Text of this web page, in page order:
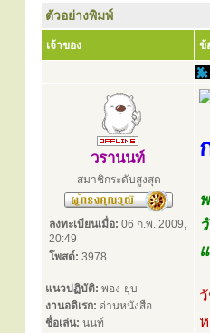
ตัวอย่างพิมพ์
เจ้าของ ข้
วรานนท์
สมาชิกระดับสูงสุด
ลงทะเบียนเมื่อ: 06 ก.พ. 2009,
20:49
โพสต์: 3978
แนวปฏิบัติ: พอง-ยุบ
งานอดิเรก: อ่านหนังสือ
ชื่อเล่น: นนท์